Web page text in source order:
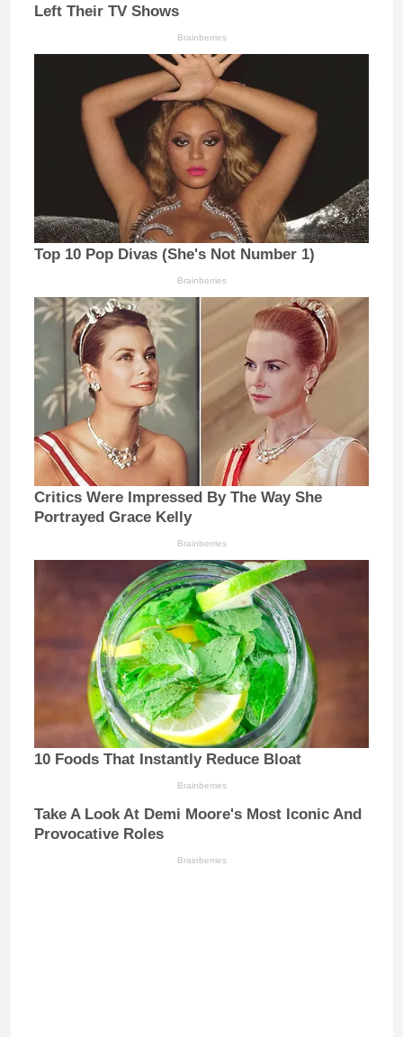
Left Their TV Shows
Brainberries
Top 10 Pop Divas (She's Not Number 1)
Brainberries
Critics Were Impressed By The Way She
Portrayed Grace Kelly
Brainberries
10 Foods That Instantly Reduce Bloat
Brainberries
Take A Look At Demi Moore's Most Iconic And
Provocative Roles
Brainberries